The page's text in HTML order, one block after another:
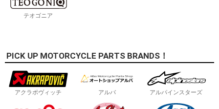
テオゴニア
PICK UP MOTORCYCLE PARTS BRANDS！
アクラポヴィッチ アルバ アルパインスターズ